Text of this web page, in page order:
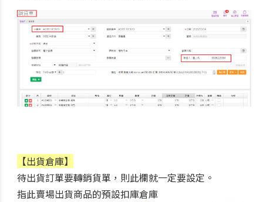
【出貨倉庫】
待出貨訂單要轉銷貨單，則此欄就一定要設定。
指此賣場出貨商品的預設扣庫倉庫